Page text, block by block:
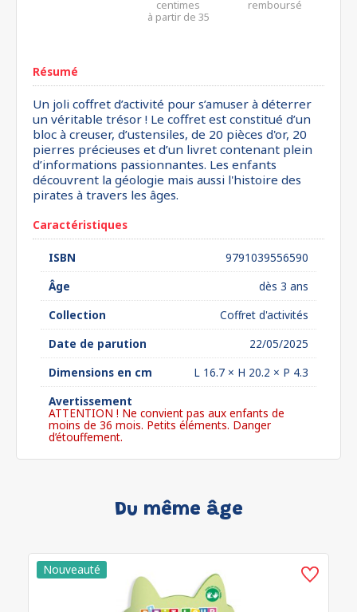
centimes
à partir de 35
remboursé
Résumé
Un joli coffret d’activité pour s’amuser à déterrer
un véritable trésor ! Le coffret est constitué d’un
bloc à creuser, d’ustensiles, de 20 pièces d'or, 20
pierres précieuses et d’un livret contenant plein
d’informations passionnantes. Les enfants
découvrent la géologie mais aussi l'histoire des
pirates à travers les âges.
Caractéristiques
ISBN
9791039556590
Âge
dès 3 ans
Collection
Coffret d'activités
Date de parution
22/05/2025
Dimensions en cm
L 16.7 × H 20.2 × P 4.3
Avertissement
ATTENTION ! Ne convient pas aux enfants de
moins de 36 mois. Petits éléments. Danger
d’étouffement.
Du même âge